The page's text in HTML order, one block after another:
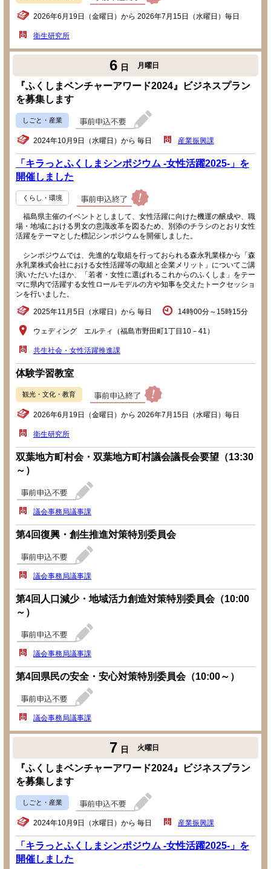
2026年6月19日（金曜日）から 2026年7月15日（水曜日）毎日
衛生研究所
6 日 月曜日
『ふくしまベンチャーアワード2024』ビジネスプラン
を募集します
しごと・産業
2024年10月9日（水曜日）から 毎日 産業振興課
「キラっとふくしまシンポジウム -女性活躍2025-」を
開催しました
くらし・環境
福島県主催のイベントとしまして、女性活躍に向けた機運の醸成や、職
場・地域における男女の意識改革を図るため、別添のチラシのとおり女性
活躍をテーマとした標記シンポジウムを開催しました。
シンポジウムでは、先進的な取組を行っておられる森永乳業様から「森
永乳業株式会社における女性活躍等の取組と企業メリット」についてご講
演いただいたほか、「若者・女性に選ばれるこれからのふくしま」をテー
マに県内で活躍する女性ロールモデルの方や知事を交えたトークセッショ
ンを行いました。
2025年11月5日（水曜日）から 毎日 14時00分～15時15分
ウェディング エルティ（福島市野田町1丁目10－41）
共生社会・女性活躍推進課
体験学習教室
観光・文化・教育
2026年6月19日（金曜日）から 2026年7月15日（水曜日）毎日
衛生研究所
双葉地方町村会・双葉地方町村議会議長会要望（13:30
～）
議会事務局議事課
第4回復興・創生推進対策特別委員会
議会事務局議事課
第4回人口減少・地域活力創造対策特別委員会（10:00
～）
議会事務局議事課
第4回県民の安全・安心対策特別委員会（10:00～）
議会事務局議事課
7 日 火曜日
『ふくしまベンチャーアワード2024』ビジネスプラン
を募集します
しごと・産業
2024年10月9日（水曜日）から 毎日 産業振興課
「キラっとふくしまシンポジウム -女性活躍2025-」を
開催しました